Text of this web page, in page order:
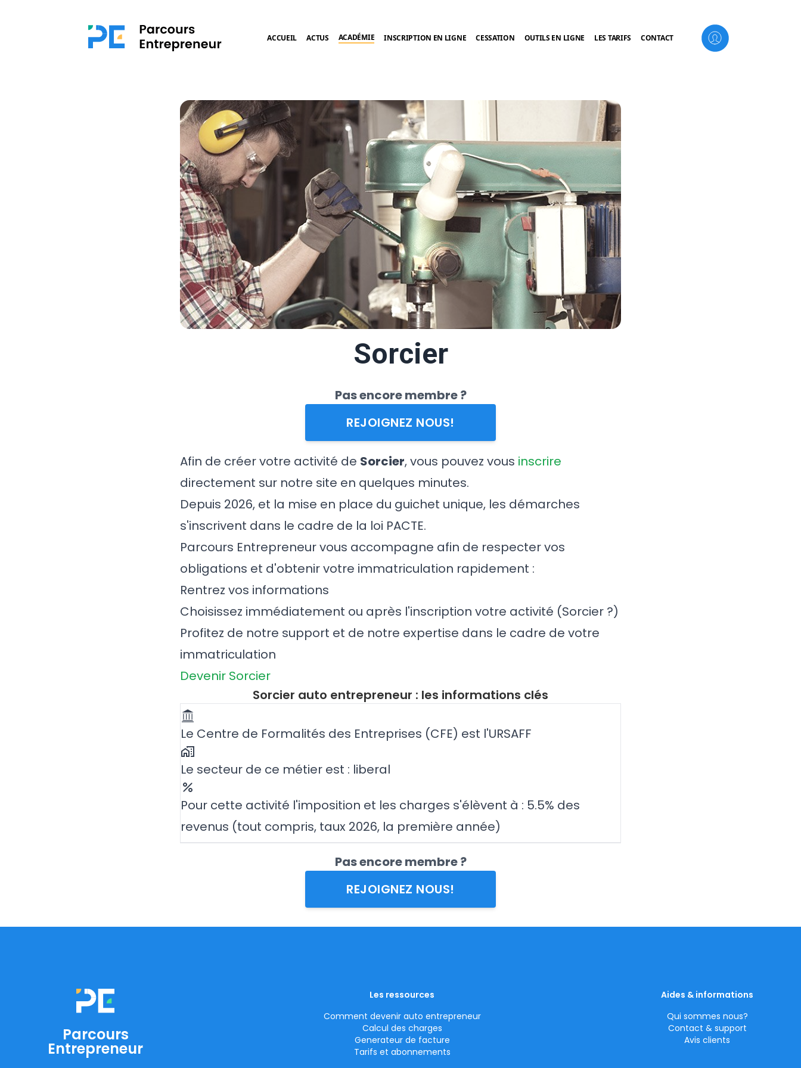
ACCUEIL ACTUS ACADÉMIE INSCRIPTION EN LIGNE CESSATION OUTILS EN LIGNE LES TARIFS CONTACT
Sorcier
Pas encore membre ?
REJOIGNEZ NOUS!
Afin de créer votre activité de Sorcier, vous pouvez vous inscrire
directement sur notre site en quelques minutes.
Depuis 2026, et la mise en place du guichet unique, les démarches
s'inscrivent dans le cadre de la loi PACTE.
Parcours Entrepreneur vous accompagne afin de respecter vos
obligations et d'obtenir votre immatriculation rapidement :
Rentrez vos informations
Choisissez immédiatement ou après l'inscription votre activité (Sorcier ?)
Profitez de notre support et de notre expertise dans le cadre de votre
immatriculation
Devenir Sorcier
Sorcier auto entrepreneur : les informations clés
Le Centre de Formalités des Entreprises (CFE) est l'URSAFF
Le secteur de ce métier est : liberal
Pour cette activité l'imposition et les charges s'élèvent à : 5.5% des
revenus (tout compris, taux 2026, la première année)
Pas encore membre ?
REJOIGNEZ NOUS!
Parcours
Entrepreneur
Les ressources
Comment devenir auto entrepreneur
Calcul des charges
Generateur de facture
Tarifs et abonnements
Aides & informations
Qui sommes nous?
Contact & support
Avis clients